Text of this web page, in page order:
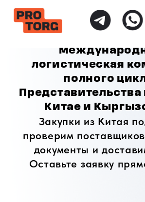
логистическая компания
полного цикла.
Представительства в России,
Китае и Кыргызстане
проверим поставщиков, оформим
документы и доставим товар.
Оставьте заявку прямо сейчас!
ОСТАВИТЬ ЗАЯВКУ